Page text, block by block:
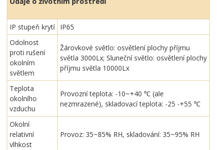
IP stupeň krytí
IP65
Odolnost
proti rušení
okolním
světlem
Žárovkové světlo: osvětlení plochy příjmu
světla 3000Lx; Sluneční světlo: osvětlení plochy
příjmu světla 10000Lx
Teplota
okolního
vzduchu
Provozní teplota: -10~+40 ℃ (ale
nezmrazené), skladovací teplota: -25 -+55 ℃
Okolní
relativní
vlhkost
Provoz: 35~85% RH, skladování: 35~95% RH